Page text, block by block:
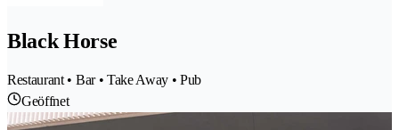
Black Horse
Restaurant • Bar • Take Away • Pub
Geöffnet